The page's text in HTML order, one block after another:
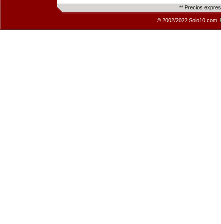
** Precios
© 2002/2022 Solo10.com